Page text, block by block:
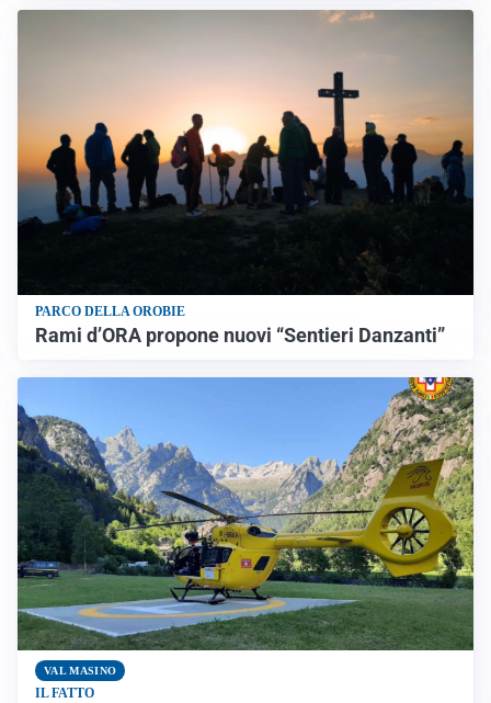
PARCO DELLA OROBIE
Rami d’ORA propone nuovi “Sentieri Danzanti”
VAL MASINO
IL FATTO